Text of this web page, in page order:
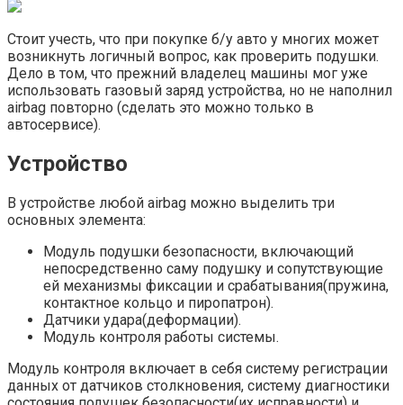
Стоит учесть, что при покупке б/у авто у многих может
возникнуть логичный вопрос, как проверить подушки.
Дело в том, что прежний владелец машины мог уже
использовать газовый заряд устройства, но не наполнил
airbag повторно (сделать это можно только в
автосервисе).
Устройство
В устройстве любой airbag можно выделить три
основных элемента:
Модуль подушки безопасности, включающий
непосредственно саму подушку и сопутствующие
ей механизмы фиксации и срабатывания(пружина,
контактное кольцо и пиропатрон).
Датчики удара(деформации).
Модуль контроля работы системы.
Модуль контроля включает в себя систему регистрации
данных от датчиков столкновения, систему диагностики